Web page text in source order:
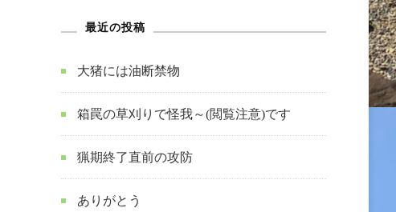
最近の投稿
大猪には油断禁物
箱罠の草刈りで怪我～(閲覧注意)です
猟期終了直前の攻防
ありがとう